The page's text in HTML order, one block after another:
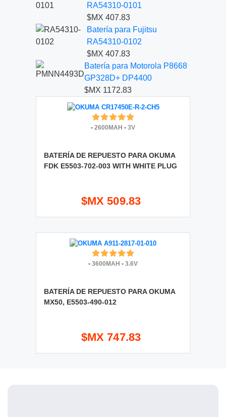
RA54310-0101
$MX 407.83
Batería para Fujitsu
RA54310-0102
$MX 407.83
Batería para Motorola P8668
GP328D+ DP4400
$MX 1172.83
• 2600MAH • 3V
BATERÍA DE REPUESTO PARA OKUMA
FDK E5503-702-003 WITH WHITE PLUG
$MX 509.83
• 3600MAH • 3.6V
BATERÍA DE REPUESTO PARA OKUMA
MX50, E5503-490-012
$MX 747.83